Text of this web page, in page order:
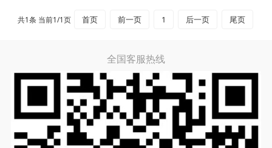
共1条 当前1/1页 首页 前一页 1 后一页 尾页
全国客服热线